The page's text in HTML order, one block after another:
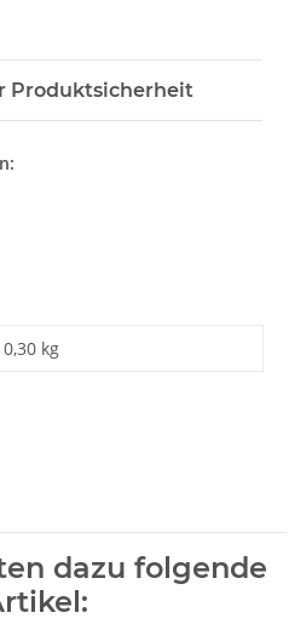
Produktsicherheit
0,30 kg
dazu folgende